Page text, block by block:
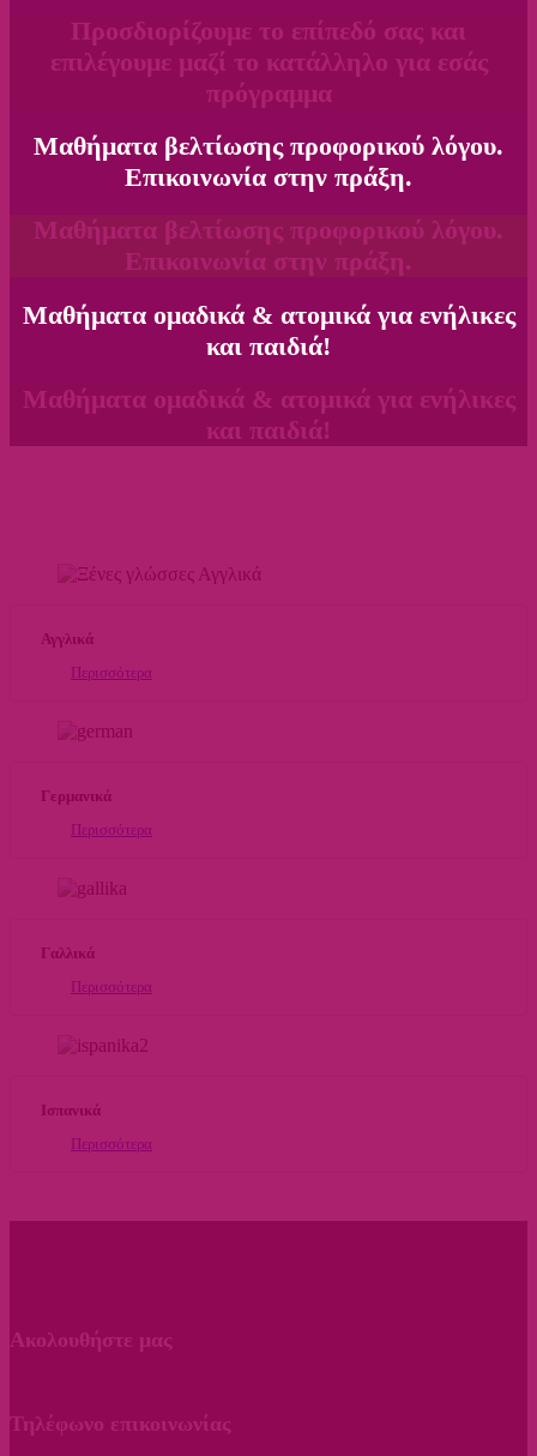
Προσδιορίζουμε το επίπεδό σας και
επιλέγουμε μαζί το κατάλληλο για εσάς
πρόγραμμα
Μαθήματα βελτίωσης προφορικού λόγου.
Επικοινωνία στην πράξη.
Μαθήματα βελτίωσης προφορικού λόγου.
Επικοινωνία στην πράξη.
Μαθήματα ομαδικά & ατομικά για ενήλικες
και παιδιά!
Μαθήματα ομαδικά & ατομικά για ενήλικες
και παιδιά!
Αγγλικά
Περισσότερα
Γερμανικά
Περισσότερα
Γαλλικά
Περισσότερα
Ισπανικά
Περισσότερα
Ακολουθήστε μας
Τηλέφωνο επικοινωνίας